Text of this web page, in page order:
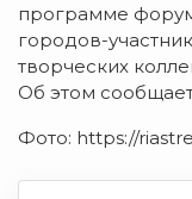
программе
городов-
творческих
Об этом
Фото: https://